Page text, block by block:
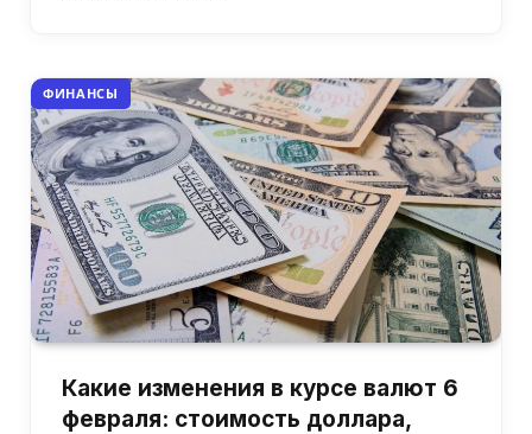
ФИНАНСЫ
Какие изменения в курсе валют 6
февраля: стоимость доллара,